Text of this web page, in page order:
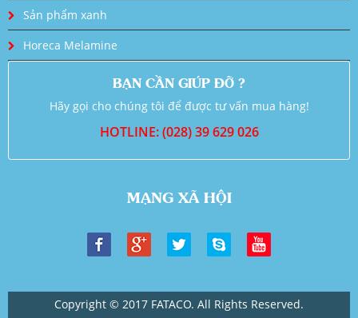
Sản phẩm xanh
Horeca Melamine
BẠN CẦN GIÚP ĐỠ ?
Hãy gọi cho chúng tôi để được tư vấn mua hàng!
HOTLINE: (028) 39 629 026
MẠNG XÃ HỘI
Copyright © 2017 FATACO. All Rights Reserved.